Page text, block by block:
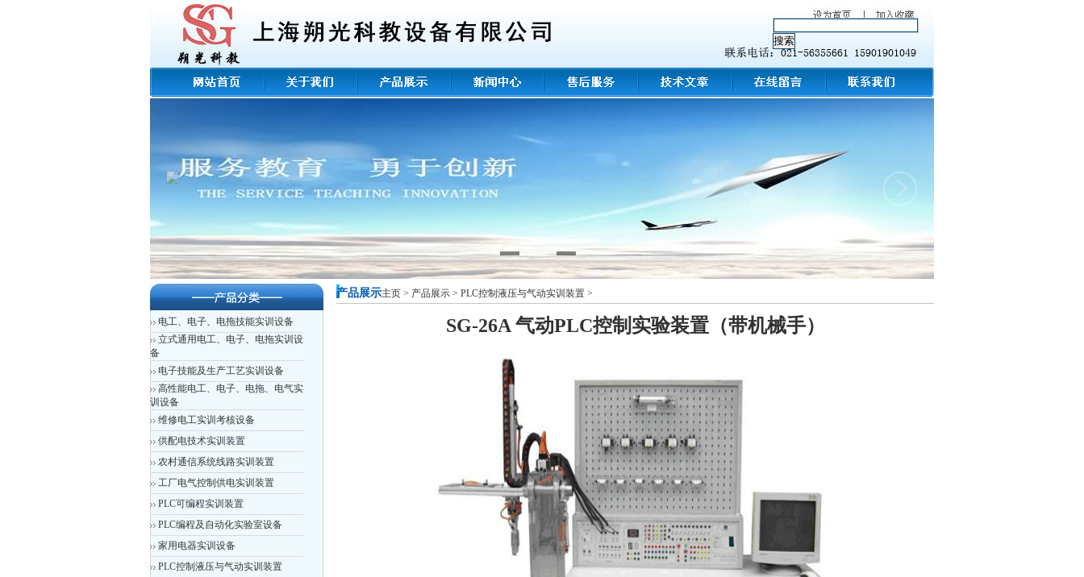
电工、电子、电拖技能实训设备
立式通用电工、电子、电拖实训设
备
电子技能及生产工艺实训设备
高性能电工、电子、电拖、电气实
训设备
维修电工实训考核设备
供配电技术实训装置
农村通信系统线路实训装置
工厂电气控制供电实训装置
PLC可编程实训装置
PLC编程及自动化实验室设备
家用电器实训设备
PLC控制液压与气动实训装置
产品展示主页 > 产品展示 > PLC控制液压与气动实训装置 >
SG-26A 气动PLC控制实验装置（带机械手）